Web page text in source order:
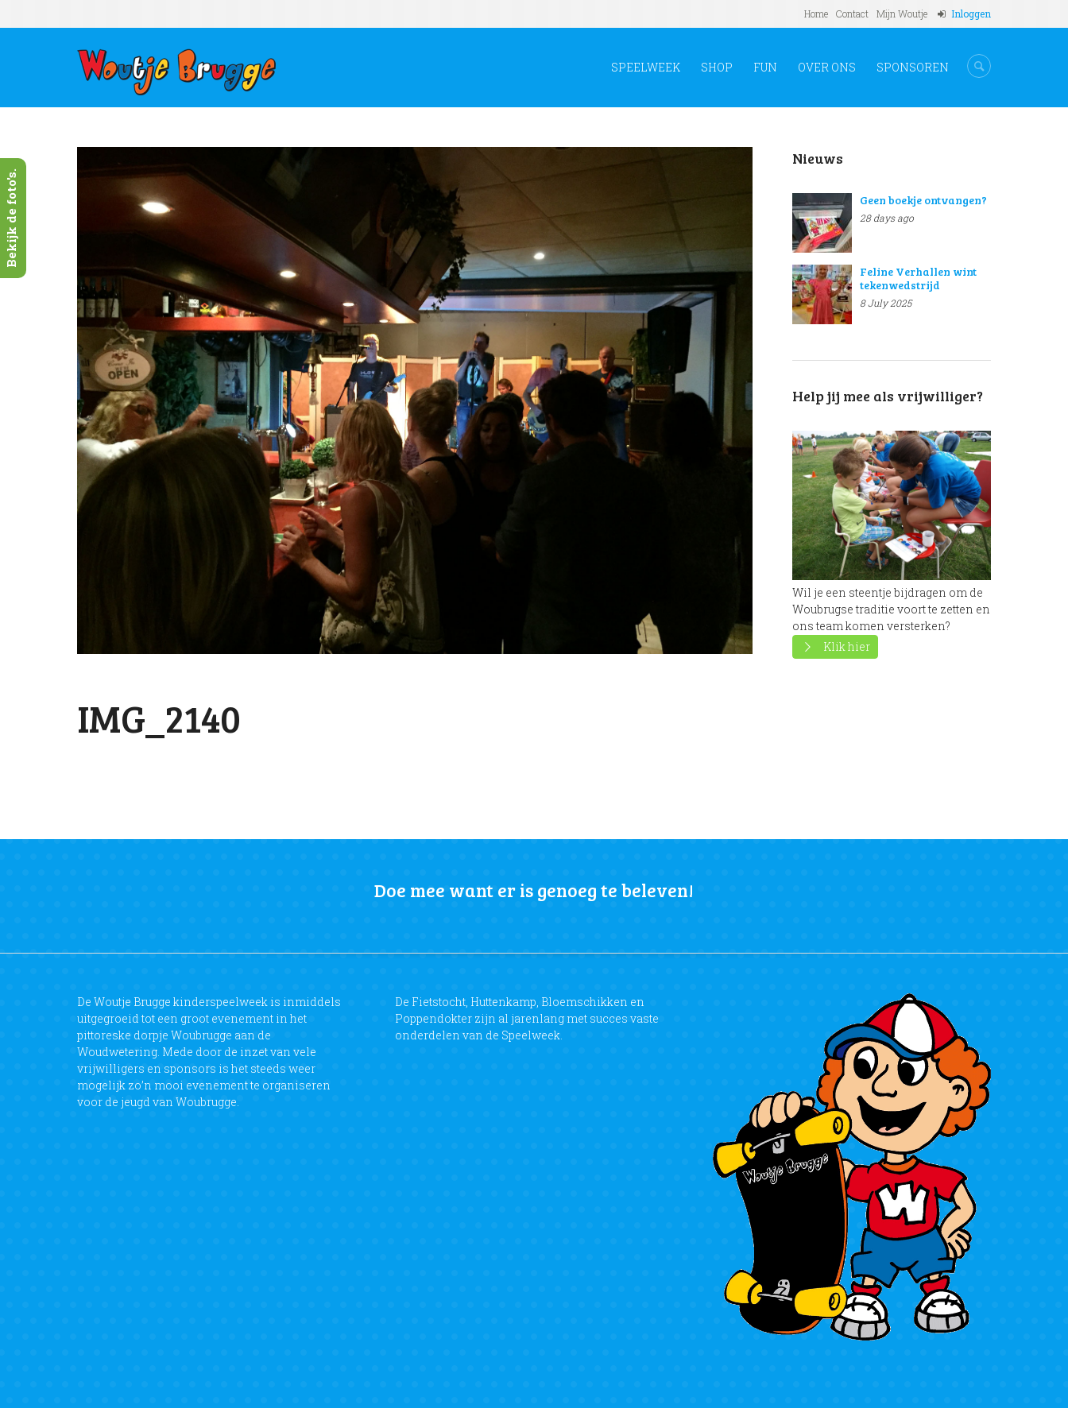
Home Contact Mijn Woutje Inloggen
SPEELWEEK SHOP FUN OVER ONS SPONSOREN
Next item
IMG_2140
Nieuws
Geen boekje ontvangen?
28 days ago
Feline Verhallen wint
tekenwedstrijd
8 July 2025
Help jij mee als vrijwilliger?
Wil je een steentje bijdragen om de
Woubrugse traditie voort te zetten en
ons team komen versterken?
Klik hier
Doe mee want er is genoeg te beleven!
De Woutje Brugge kinderspeelweek is inmiddels
uitgegroeid tot een groot evenement in het
pittoreske dorpje Woubrugge aan de
Woudwetering. Mede door de inzet van vele
vrijwilligers en sponsors is het steeds weer
mogelijk zo’n mooi evenement te organiseren
voor de jeugd van Woubrugge.
De Fietstocht, Huttenkamp, Bloemschikken en
Poppendokter zijn al jarenlang met succes vaste
onderdelen van de Speelweek.
Bekijk de foto's.